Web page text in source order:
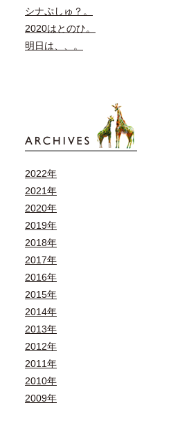
シナぷしゅ？。
2020はとのひ。
明日は、、。
2022年
2021年
2020年
2019年
2018年
2017年
2016年
2015年
2014年
2013年
2012年
2011年
2010年
2009年